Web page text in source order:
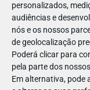
personalizados,
audiências e
nós e os nossos
de geolocalização
Poderá clicar para
pela parte dos
Em alternativa, pode